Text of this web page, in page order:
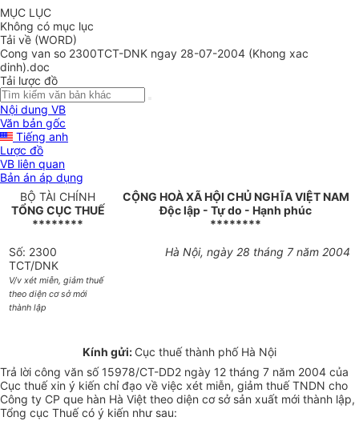
MỤC LỤC
Không có mục lục
Tải về (WORD)
Cong van so 2300TCT-DNK ngay 28-07-2004 (Khong xac
dinh).doc
Tải lược đồ
Nội dung VB
Văn bản gốc
Tiếng anh
Lược đồ
VB liên quan
Bản án áp dụng
BỘ TÀI CHÍNH
TỔNG CỤC THUẾ
********
CỘNG HOÀ XÃ HỘI CHỦ NGHĨA VIỆT NAM
Độc lập - Tự do - Hạnh phúc
********
Số: 2300
TCT/DNK
V/v xét miễn, giảm thuế
theo diện cơ sở mới
thành lập
Hà Nội, ngày 28 tháng 7 năm 2004
Kính gửi: Cục thuế thành phố Hà Nội
Trả lời công văn số 15978/CT-DD2 ngày 12 tháng 7 năm 2004 của
Cục thuế xin ý kiến chỉ đạo về việc xét miễn, giảm thuế TNDN cho
Công ty CP que hàn Hà Việt theo diện cơ sở sản xuất mới thành lập,
Tổng cục Thuế có ý kiến như sau: